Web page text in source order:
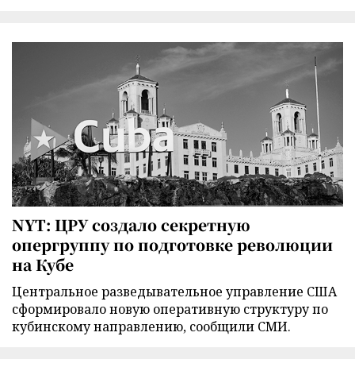
NYT: ЦРУ создало секретную
опергруппу по подготовке революции
на Кубе
Центральное разведывательное управление США
сформировало новую оперативную структуру по
кубинскому направлению, сообщили СМИ.